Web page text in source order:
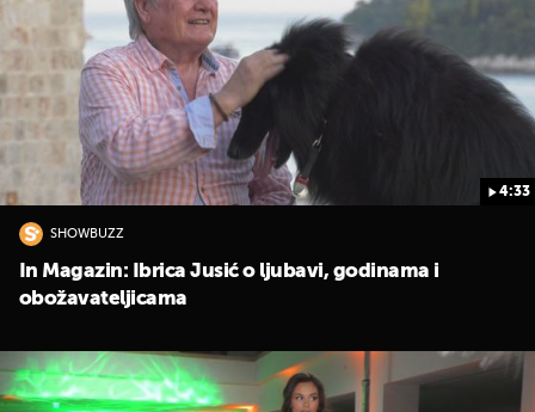
4:33
SHOWBUZZ
In Magazin: Ibrica Jusić o ljubavi, godinama i
obožavateljicama